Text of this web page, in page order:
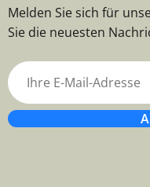
Melden Sie sich für
Sie die neuesten